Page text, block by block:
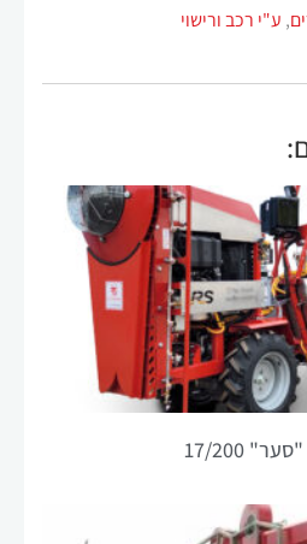
, ע"י רכב ורישוי
17/200
הפונקציונליות
חוויית
משתנש
על מנת
שהאתר שלנו
יפעל בצורה
הטובה ביותר
האפשרית
במהלך ביקורך.
לקבל קובצי
מהפונקציונליות